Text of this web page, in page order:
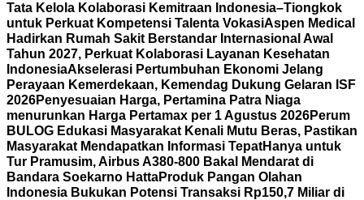
Tata Kelola Kolaborasi Kemitraan Indonesia–Tiongkok
untuk Perkuat Kompetensi Talenta VokasiAspen Medical
Hadirkan Rumah Sakit Berstandar Internasional Awal
Tahun 2027, Perkuat Kolaborasi Layanan Kesehatan
IndonesiaAkselerasi Pertumbuhan Ekonomi Jelang
Perayaan Kemerdekaan, Kemendag Dukung Gelaran ISF
2026Penyesuaian Harga, Pertamina Patra Niaga
menurunkan Harga Pertamax per 1 Agustus 2026Perum
BULOG Edukasi Masyarakat Kenali Mutu Beras, Pastikan
Masyarakat Mendapatkan Informasi TepatHanya untuk
Tur Pramusim, Airbus A380-800 Bakal Mendarat di
Bandara Soekarno HattaProduk Pangan Olahan
Indonesia Bukukan Potensi Transaksi Rp150,7 Miliar di